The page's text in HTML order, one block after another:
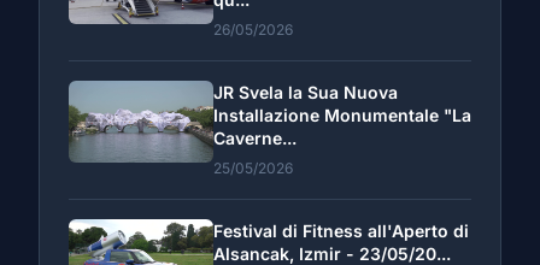
26/05/2026
JR Svela la Sua Nuova
Installazione Monumentale "La
Caverne...
25/05/2026
Festival di Fitness all'Aperto di
Alsancak, Izmir - 23/05/20...